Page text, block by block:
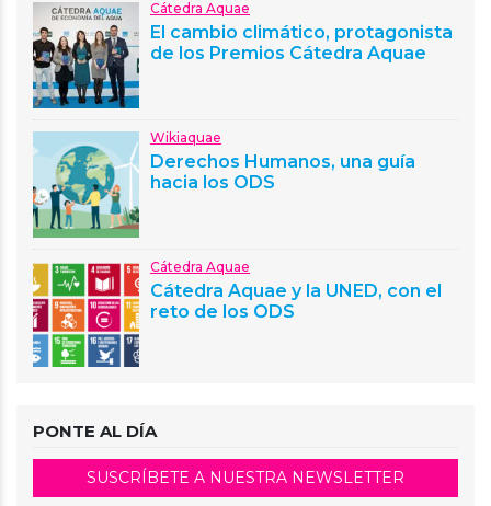
Cátedra Aquae
El cambio climático, protagonista
de los Premios Cátedra Aquae
Wikiaquae
Derechos Humanos, una guía
hacia los ODS
Cátedra Aquae
Cátedra Aquae y la UNED, con el
reto de los ODS
PONTE AL DÍA
SUSCRÍBETE A NUESTRA NEWSLETTER